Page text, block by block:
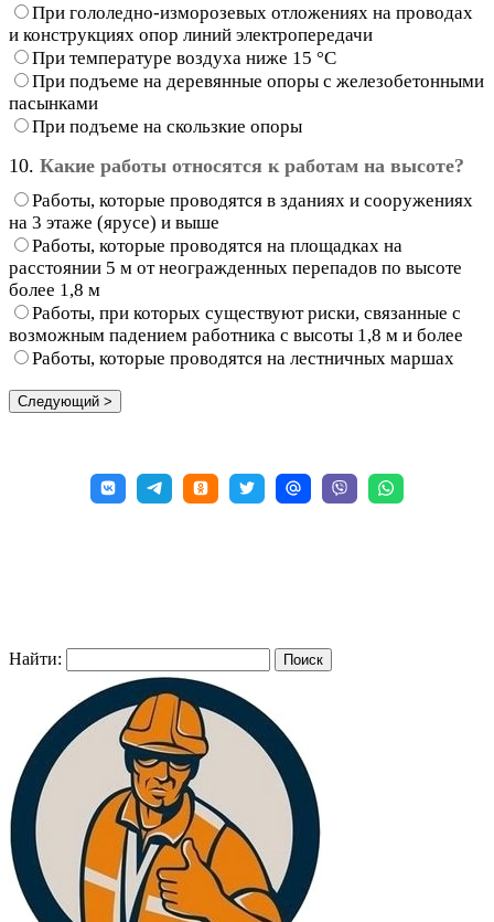
При гололедно-изморозевых отложениях на проводах
и конструкциях опор линий электропередачи
При температуре воздуха ниже 15 °С
При подъеме на деревянные опоры с железобетонными
пасынками
При подъеме на скользкие опоры
10. Какие работы относятся к работам на высоте?
Работы, которые проводятся в зданиях и сооружениях
на 3 этаже (ярусе) и выше
Работы, которые проводятся на площадках на
расстоянии 5 м от неогражденных перепадов по высоте
более 1,8 м
Работы, при которых существуют риски, связанные с
возможным падением работника с высоты 1,8 м и более
Работы, которые проводятся на лестничных маршах
Найти: